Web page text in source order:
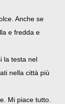
Anche se
e fredda e
la testa nel
nella città più
Mi piace tutto.